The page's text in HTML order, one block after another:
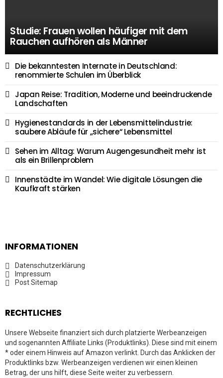
Studie: Frauen wollen häufiger mit dem
Rauchen aufhören als Männer
Die bekanntesten Internate in Deutschland:
renommierte Schulen im Überblick
Japan Reise: Tradition, Moderne und beeindruckende
Landschaften
Hygienestandards in der Lebensmittelindustrie:
saubere Abläufe für „sichere“ Lebensmittel
Sehen im Alltag: Warum Augengesundheit mehr ist
als ein Brillenproblem
Innenstädte im Wandel: Wie digitale Lösungen die
Kaufkraft stärken
INFORMATIONEN
Datenschutzerklärung
Impressum
Post Sitemap
RECHTLICHES
Unsere Webseite finanziert sich durch platzierte Werbeanzeigen
und sogenannten Affiliate Links (Produktlinks). Diese sind mit einem
* oder einem Hinweis auf Amazon verlinkt. Durch das Anklicken der
Produktlinks bzw. Werbeanzeigen verdienen wir einen kleinen
Betrag, der uns hilft, diese Seite weiter zu verbessern.